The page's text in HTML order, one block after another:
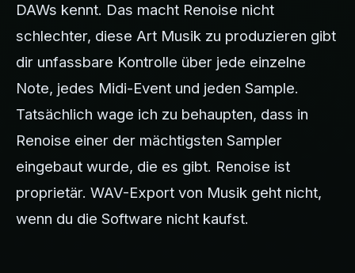
DAWs kennt. Das macht Renoise nicht
schlechter, diese Art Musik zu produzieren gibt
dir unfassbare Kontrolle über jede einzelne
Note, jedes Midi-Event und jeden Sample.
Tatsächlich wage ich zu behaupten, dass in
Renoise einer der mächtigsten Sampler
eingebaut wurde, die es gibt. Renoise ist
proprietär. WAV-Export von Musik geht nicht,
wenn du die Software nicht kaufst.